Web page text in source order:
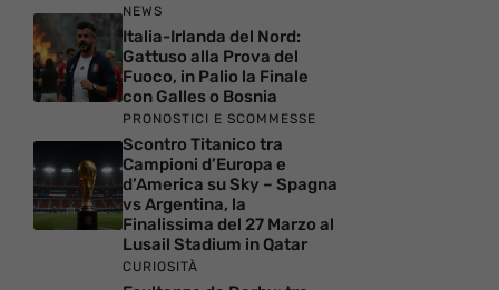
NEWS
Italia-Irlanda del Nord:
Gattuso alla Prova del
Fuoco, in Palio la Finale
con Galles o Bosnia
PRONOSTICI E SCOMMESSE
Scontro Titanico tra
Campioni d’Europa e
d’America su Sky – Spagna
vs Argentina, la
Finalissima del 27 Marzo al
Lusail Stadium in Qatar
CURIOSITÀ